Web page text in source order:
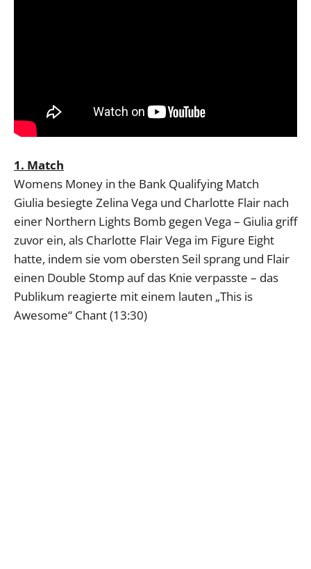
1. Match
Womens Money in the Bank Qualifying Match
Giulia besiegte Zelina Vega und Charlotte Flair nach
einer Northern Lights Bomb gegen Vega – Giulia griff
zuvor ein, als Charlotte Flair Vega im Figure Eight
hatte, indem sie vom obersten Seil sprang und Flair
einen Double Stomp auf das Knie verpasste – das
Publikum reagierte mit einem lauten „This is
Awesome“ Chant (13:30)